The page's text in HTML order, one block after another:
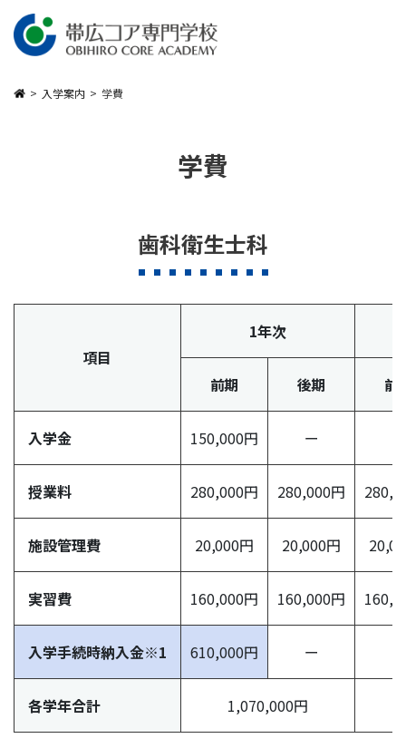
メインコンテンツへスキップ
入学案内 学費
学費
歯科衛生士科
項目
1年次
前期 後期 前
入学金 150,000円 ー
授業料 280,000円 280,000円
施設管理費 20,000円 20,000円
実習費 160,000円 160,000円
入学手続時納入金※1 610,000円 ー
各学年合計 1,070,000円